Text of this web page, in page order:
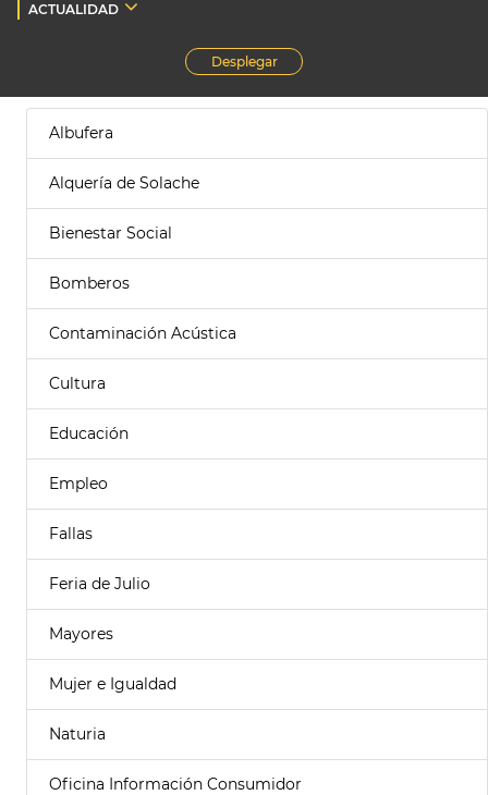
ACTUALIDAD
Desplegar
Albufera
Alquería de Solache
Bienestar Social
Bomberos
Contaminación Acústica
Cultura
Educación
Empleo
Fallas
Feria de Julio
Mayores
Mujer e Igualdad
Naturia
Oficina Información Consumidor